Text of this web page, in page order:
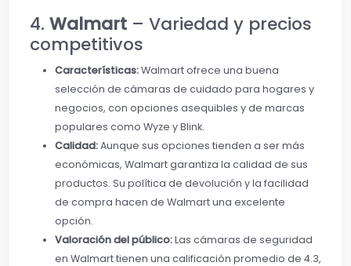
4. Walmart – Variedad y precios
competitivos
Características:Walmart ofrece una buena
selección de cámaras de cuidado para hogares y
negocios, con opciones asequibles y de marcas
populares como Wyze y Blink.
Calidad:Aunque sus opciones tienden a ser más
económicas, Walmart garantiza la calidad de sus
productos. Su política de devolución y la facilidad
de compra hacen de Walmart una excelente
opción.
Valoración del público:Las cámaras de seguridad
en Walmart tienen una calificación promedio de 4.3,